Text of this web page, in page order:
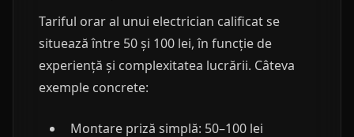
Tariful orar al unui electrician calificat se
situează între 50 și 100 lei, în funcție de
experiență și complexitatea lucrării. Câteva
exemple concrete:
Montare priză simplă: 50–100 lei